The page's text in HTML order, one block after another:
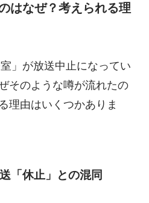
はなぜ？考えられる理
」が放送中止になってい
そのような噂が流れたの
理由はいくつかありま
「休止」との混同